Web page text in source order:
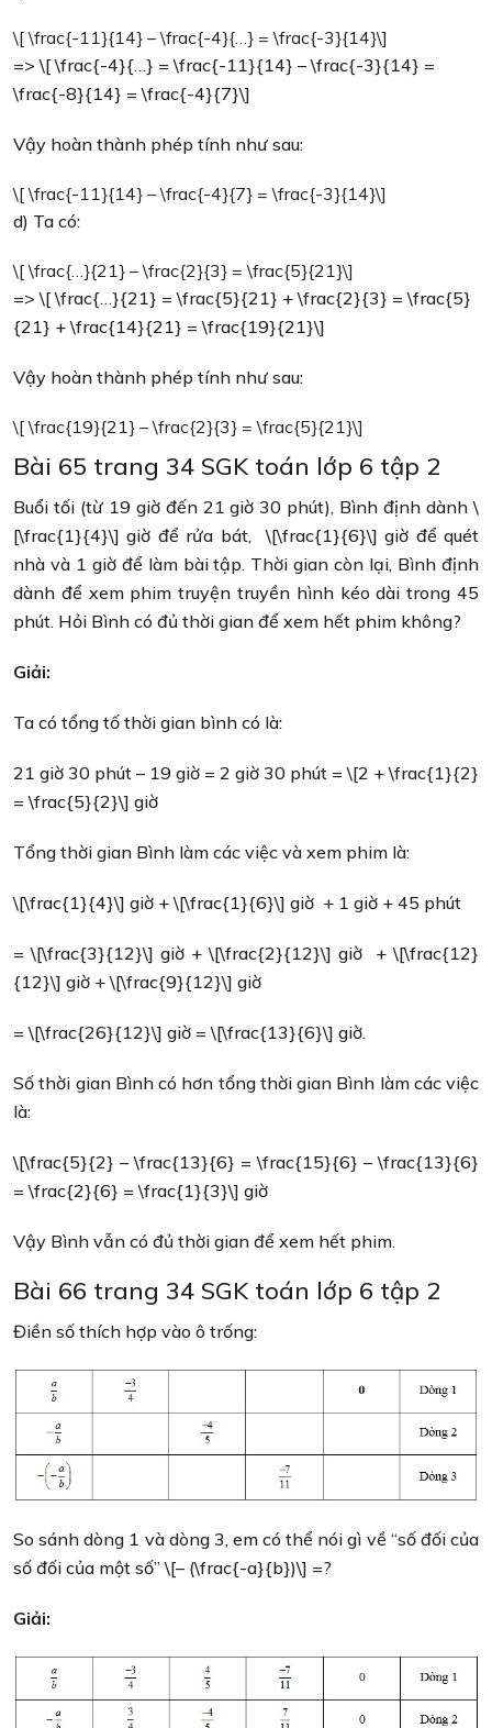
\[ \frac{-11}{14} – \frac{-4}{…} = \frac{-3}{14}\]
=> \[ \frac{-4}{…} = \frac{-11}{14} – \frac{-3}{14} =
\frac{-8}{14} = \frac{-4}{7}\]
Vậy hoàn thành phép tính như sau:
\[ \frac{-11}{14} – \frac{-4}{7} = \frac{-3}{14}\]
d) Ta có:
\[ \frac{…}{21} – \frac{2}{3} = \frac{5}{21}\]
=> \[ \frac{…}{21} = \frac{5}{21} + \frac{2}{3} = \frac{5}
{21} + \frac{14}{21} = \frac{19}{21}\]
Vậy hoàn thành phép tính như sau:
\[ \frac{19}{21} – \frac{2}{3} = \frac{5}{21}\]
Bài 65 trang 34 SGK toán lớp 6 tập 2
Buổi tối (từ 19 giờ đến 21 giờ 30 phút), Bình định dành \
[\frac{1}{4}\] giờ để rửa bát, \[\frac{1}{6}\] giờ để quét
nhà và 1 giờ để làm bài tập. Thời gian còn lại, Bình định
dành để xem phim truyện truyền hình kéo dài trong 45
phút. Hỏi Bình có đủ thời gian để xem hết phim không?
Giải:
Ta có tổng tố thời gian bình có là:
21 giờ 30 phút – 19 giờ = 2 giờ 30 phút = \[2 + \frac{1}{2}
= \frac{5}{2}\] giờ
Tổng thời gian Bình làm các việc và xem phim là:
\[\frac{1}{4}\] giờ + \[\frac{1}{6}\] giờ + 1 giờ + 45 phút
= \[\frac{3}{12}\] giờ + \[\frac{2}{12}\] giờ + \[\frac{12}
{12}\] giờ + \[\frac{9}{12}\] giờ
= \[\frac{26}{12}\] giờ = \[\frac{13}{6}\] giờ.
Số thời gian Bình có hơn tổng thời gian Bình làm các việc
là:
\[\frac{5}{2} – \frac{13}{6} = \frac{15}{6} – \frac{13}{6}
= \frac{2}{6} = \frac{1}{3}\] giờ
Vậy Bình vẫn có đủ thời gian để xem hết phim.
Bài 66 trang 34 SGK toán lớp 6 tập 2
Điền số thích hợp vào ô trống:
So sánh dòng 1 và dòng 3, em có thể nói gì về “số đối của
số đối của một số” \[– (\frac{-a}{b})\] =?
Giải: